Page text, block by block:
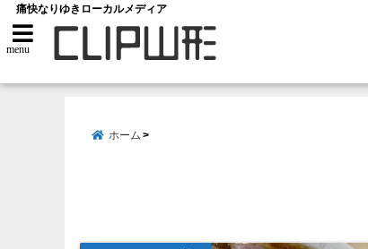
痛快なりゆきローカルメディア
menu
ホーム